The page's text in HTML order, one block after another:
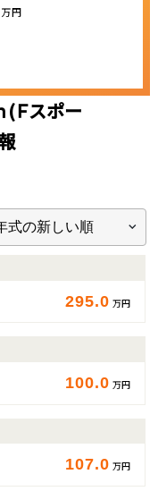
万円
(Ｆスポー
295.0 万円
100.0 万円
107.0 万円